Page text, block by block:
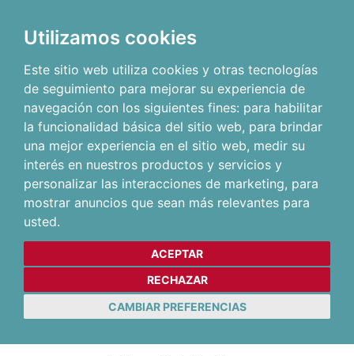
Utilizamos cookies
Este sitio web utiliza cookies y otras tecnologías
de seguimiento para mejorar su experiencia de
navegación con los siguientes fines: para habilitar
la funcionalidad básica del sitio web, para brindar
una mejor experiencia en el sitio web, medir su
interés en nuestros productos y servicios y
personalizar las interacciones de marketing, para
mostrar anuncios que sean más relevantes para
usted.
ACEPTAR
RECHAZAR
CAMBIAR PREFERENCIAS